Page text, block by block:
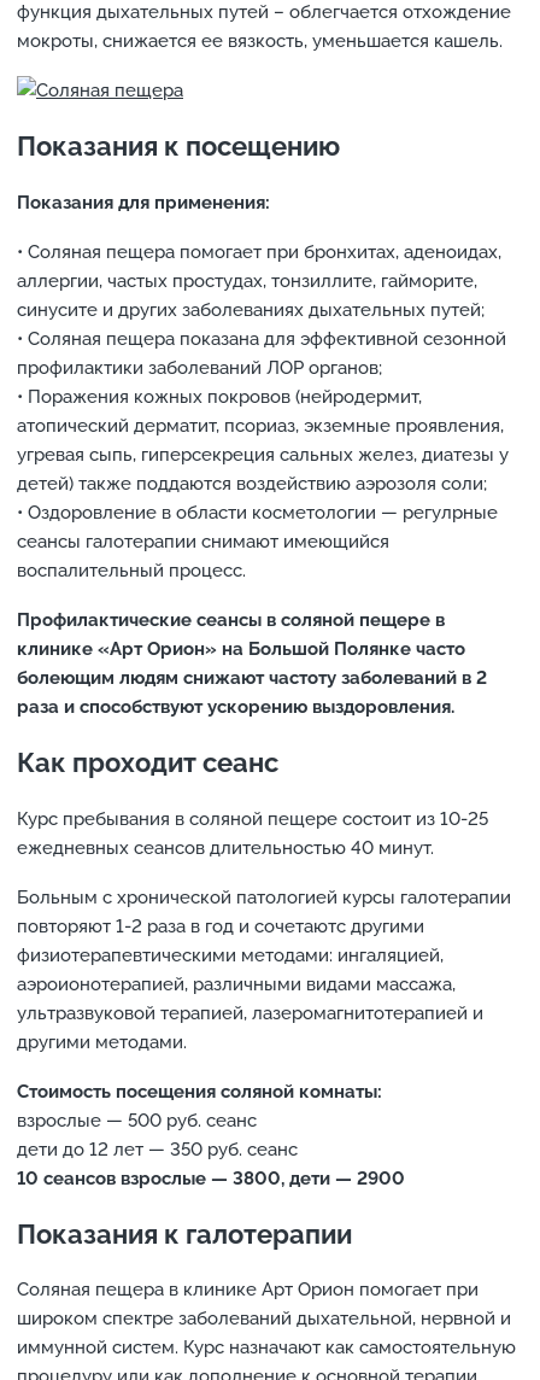
функция дыхательных путей – облегчается отхождение
мокроты, снижается ее вязкость, уменьшается кашель.
Показания к посещению
Показания для применения:
• Соляная пещера помогает при бронхитах, аденоидах,
аллергии, частых простудах, тонзиллите, гайморите,
синусите и других заболеваниях дыхательных путей;
• Соляная пещера показана для эффективной сезонной
профилактики заболеваний ЛОР органов;
• Поражения кожных покровов (нейродермит,
атопический дерматит, псориаз, экземные проявления,
угревая сыпь, гиперсекреция сальных желез, диатезы у
детей) также поддаются воздействию аэрозоля соли;
• Оздоровление в области косметологии — регулрные
сеансы галотерапии снимают имеющийся
воспалительный процесс.
Профилактические сеансы в соляной пещере в
клинике «Арт Орион» на Большой Полянке часто
болеющим людям снижают частоту заболеваний в 2
раза и способствуют ускорению выздоровления.
Как проходит сеанс
Курс пребывания в соляной пещере состоит из 10-25
ежедневных сеансов длительностью 40 минут.
Больным с хронической патологией курсы галотерапии
повторяют 1-2 раза в год и сочетаютс другими
физиотерапевтическими методами: ингаляцией,
аэроионотерапией, различными видами массажа,
ультразвуковой терапией, лазеромагнитотерапией и
другими методами.
Стоимость посещения соляной комнаты:
взрослые — 500 руб. сеанс
дети до 12 лет — 350 руб. сеанс
10 сеансов взрослые — 3800, дети — 2900
Показания к галотерапии
Соляная пещера в клинике Арт Орион помогает при
широком спектре заболеваний дыхательной, нервной и
иммунной систем. Курс назначают как самостоятельную